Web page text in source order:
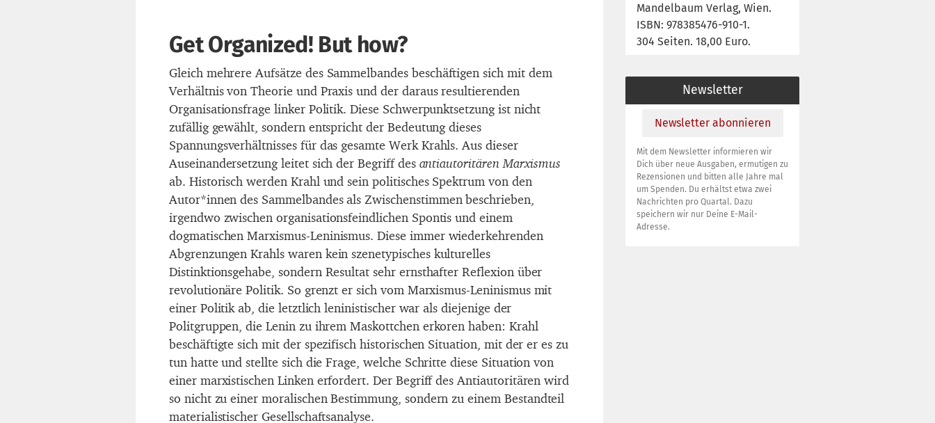
Get Organized! But how?
Gleich mehrere Aufsätze des Sammelbandes beschäftigen sich mit dem
Verhältnis von Theorie und Praxis und der daraus resultierenden
Organisationsfrage linker Politik. Diese Schwerpunktsetzung ist nicht
zufällig gewählt, sondern entspricht der Bedeutung dieses
Spannungsverhältnisses für das gesamte Werk Krahls. Aus dieser
Auseinandersetzung leitet sich der Begriff des antiautoritären Marxismus
ab. Historisch werden Krahl und sein politisches Spektrum von den
Autor*innen des Sammelbandes als Zwischenstimmen beschrieben,
irgendwo zwischen organisationsfeindlichen Spontis und einem
dogmatischen Marxismus-Leninismus. Diese immer wiederkehrenden
Abgrenzungen Krahls waren kein szenetypisches kulturelles
Distinktionsgehabe, sondern Resultat sehr ernsthafter Reflexion über
revolutionäre Politik. So grenzt er sich vom Marxismus-Leninismus mit
einer Politik ab, die letztlich leninistischer war als diejenige der
Politgruppen, die Lenin zu ihrem Maskottchen erkoren haben: Krahl
beschäftigte sich mit der spezifisch historischen Situation, mit der er es zu
tun hatte und stellte sich die Frage, welche Schritte diese Situation von
einer marxistischen Linken erfordert. Der Begriff des Antiautoritären wird
so nicht zu einer moralischen Bestimmung, sondern zu einem Bestandteil
materialistischer Gesellschaftsanalyse.
Mandelbaum Verlag, Wien.
ISBN: 978385476-910-1.
304 Seiten. 18,00 Euro.
Newsletter
Newsletter abonnieren
Mit dem Newsletter informieren wir
Dich über neue Ausgaben, ermutigen zu
Rezensionen und bitten alle Jahre mal
um Spenden. Du erhältst etwa zwei
Nachrichten pro Quartal. Dazu
speichern wir nur Deine E-Mail-
Adresse.